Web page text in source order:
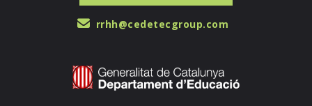
rrhh@cedetecgroup.com